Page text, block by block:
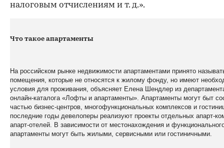
налоговым отчислениям и т. д.».
Что такое апартаменты
На российском рынке недвижимости апартаментами принято
помещения, которые не относятся к жилому фонду, но имеют
условия для проживания, объясняет Елена Шендлер из
онлайн-каталога «Лофты и апартаменты». Апартаменты могут быт
частью бизнес-центров, многофункциональных комплексов и
последние годы девелоперы реализуют проекты отдельных апарт-
апарт-отелей. В зависимости от местонахождения и
апартаменты могут быть жилыми, сервисными или гостиничными.